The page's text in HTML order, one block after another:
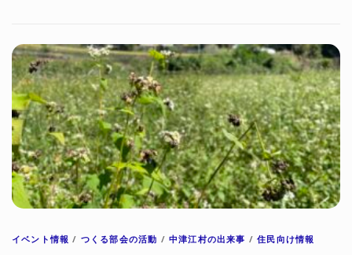
イベント情報 / つくる部会の活動 /中津江村の出来事 /住民向け情報